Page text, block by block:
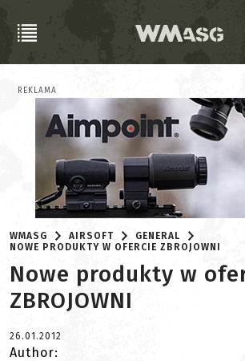
REKLAMA
WMASG AIRSOFT
GENERAL
NOWE PRODUKTY W OFERCIE ZBROJOWNI
Nowe produkty w
ZBROJOWNI
26.01.2012
Author: